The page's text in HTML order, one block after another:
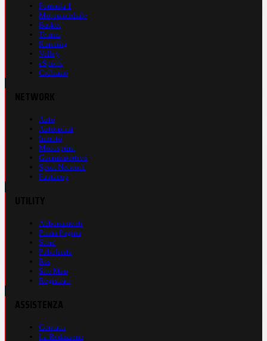
Formula 1
Motomondiale
Basket
Tennis
Running
Volley
eSports
Ciclismo
Auto
Autosprint
Inmoto
Motosprint
Guerinsportivo
Sport Network
Fantacup
Abbonamenti
Prima Pagina
Store
Pubblicità
Rss
Site Map
Registrati
Contatti
La Redazione